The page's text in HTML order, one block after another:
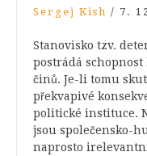
Sergej Kish / 7.
Stanovisko tzv.
postrádá schopnost
činů. Je-li tomu
překvapivé
politické instituce.
jsou společensko-
naprosto